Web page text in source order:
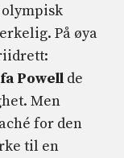
olympisk
På øya
Powell de
Men
for den
til en